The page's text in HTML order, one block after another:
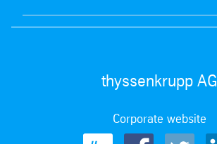
thyssenkrupp AG
Corporate website